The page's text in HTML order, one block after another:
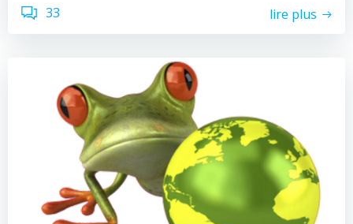
33 lire plus